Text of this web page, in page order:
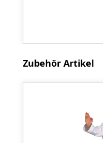
Produktgalerie
Zubehör Artikel